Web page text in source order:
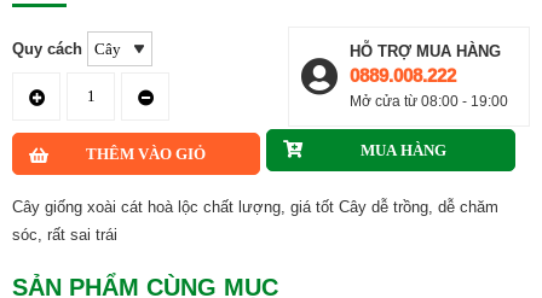
Quy cách HỖ TRỢ MUA HÀNG
0889.008.222
Mở cửa từ 08:00 - 19:00
Cây giống xoài cát hoà lộc chất lượng, giá tốt Cây dễ trồng, dễ chăm
sóc, rất sai trái
SẢN PHẨM CÙNG MỤC